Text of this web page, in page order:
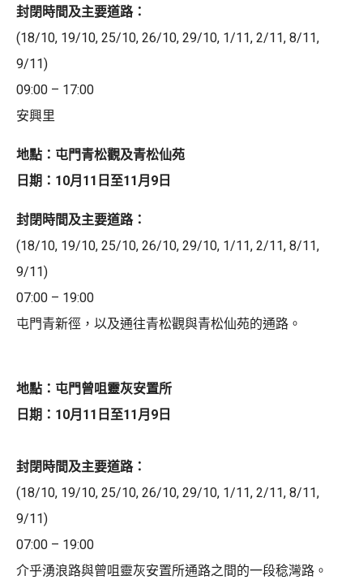
封閉時間及主要道路：
(18/10, 19/10, 25/10, 26/10, 29/10, 1/11, 2/11, 8/11,
9/11)
09:00 – 17:00
安興里
地點：屯門青松觀及青松仙苑
日期：10月11日至11月9日
封閉時間及主要道路：
(18/10, 19/10, 25/10, 26/10, 29/10, 1/11, 2/11, 8/11,
9/11)
07:00 – 19:00
屯門青新徑，以及通往青松觀與青松仙苑的通路。
地點：屯門曾咀靈灰安置所
日期：10月11日至11月9日
封閉時間及主要道路：
(18/10, 19/10, 25/10, 26/10, 29/10, 1/11, 2/11, 8/11,
9/11)
07:00 – 19:00
介乎湧浪路與曾咀靈灰安置所通路之間的一段稔灣路。